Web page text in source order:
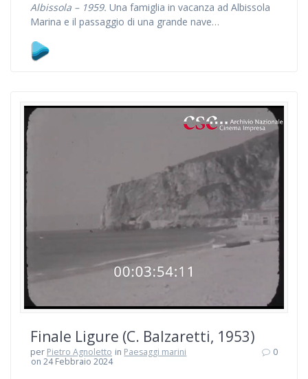
Albissola – 1959. Una famiglia in vacanza ad Albissola
Marina e il passaggio di una grande nave…
Finale Ligure (C. Balzaretti, 1953)
per Pietro Agnoletto in Paesaggi marini
on 24 Febbraio 2024
0